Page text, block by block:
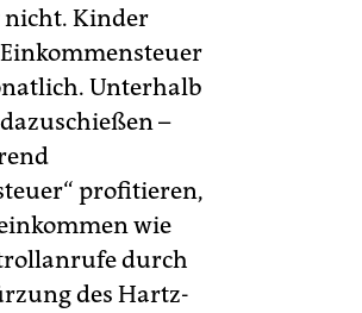
nicht. Kinder
Unterhalb
–
profitieren,
wie
durch
des Hartz-